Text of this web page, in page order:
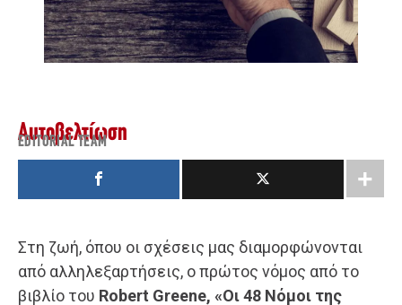
Αυτοβελτίωση
EDITORIAL TEAM
Στη ζωή, όπου οι σχέσεις μας διαμορφώνονται
από αλληλεξαρτήσεις, ο πρώτος νόμος από το
βιβλίο του Robert Greene, «Οι 48 Νόμοι της